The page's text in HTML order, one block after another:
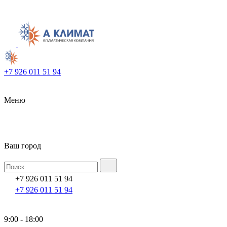
+7 926 011 51 94
Меню
Ваш город
+7 926 011 51 94
+7 926 011 51 94
9:00 - 18:00